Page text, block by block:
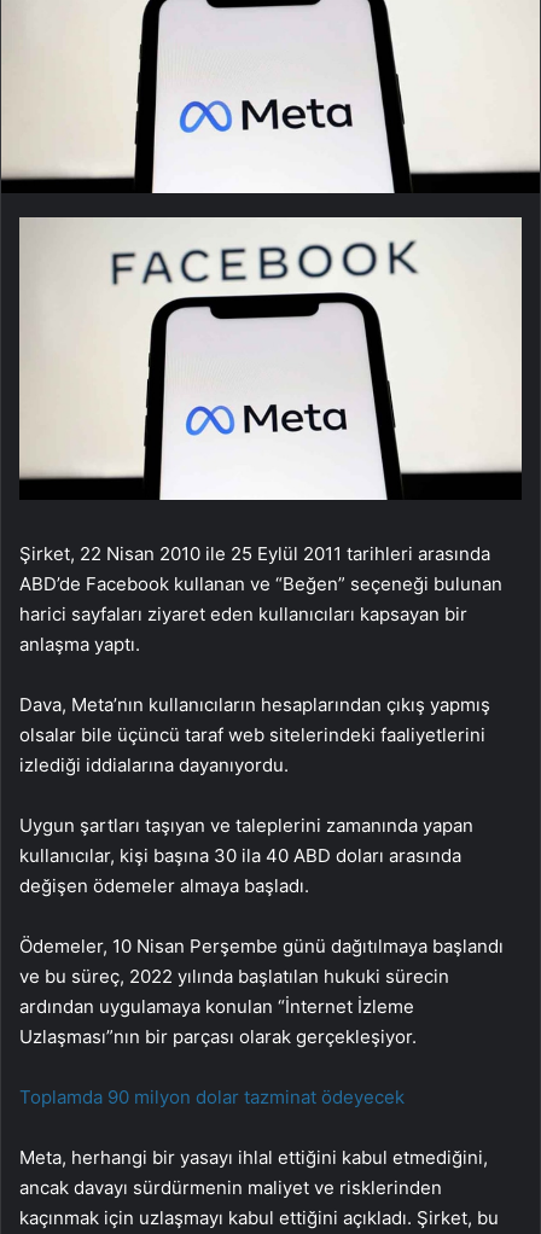
Şirket, 22 Nisan 2010 ile 25 Eylül 2011 tarihleri arasında
ABD’de Facebook kullanan ve “Beğen” seçeneği bulunan
harici sayfaları ziyaret eden kullanıcıları kapsayan bir
anlaşma yaptı.
Dava, Meta’nın kullanıcıların hesaplarından çıkış yapmış
olsalar bile üçüncü taraf web sitelerindeki faaliyetlerini
izlediği iddialarına dayanıyordu.
Uygun şartları taşıyan ve taleplerini zamanında yapan
kullanıcılar, kişi başına 30 ila 40 ABD doları arasında
değişen ödemeler almaya başladı.
Ödemeler, 10 Nisan Perşembe günü dağıtılmaya başlandı
ve bu süreç, 2022 yılında başlatılan hukuki sürecin
ardından uygulamaya konulan “İnternet İzleme
Uzlaşması”nın bir parçası olarak gerçekleşiyor.
Toplamda 90 milyon dolar tazminat ödeyecek
Meta, herhangi bir yasayı ihlal ettiğini kabul etmediğini,
ancak davayı sürdürmenin maliyet ve risklerinden
kaçınmak için uzlaşmayı kabul ettiğini açıkladı. Şirket, bu